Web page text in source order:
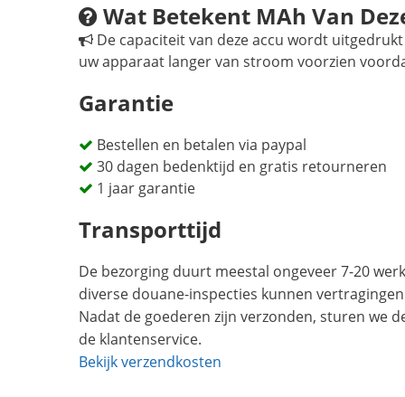
Wat Betekent MAh Van
De capaciteit van deze accu wordt
uw apparaat langer van stroom voorzien
Garantie
Bestellen en betalen via paypal
30 dagen bedenktijd en gratis retourneren
1 jaar garantie
Transporttijd
De bezorging duurt meestal ongeveer 7-20
diverse douane-inspecties kunnen
Nadat de goederen zijn verzonden, sturen we
de klantenservice.
Bekijk verzendkosten